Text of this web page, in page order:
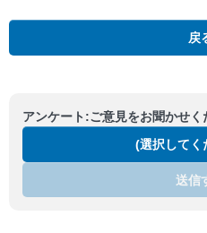
戻
アンケート:ご意見をお聞かせく
(選択してく
送信